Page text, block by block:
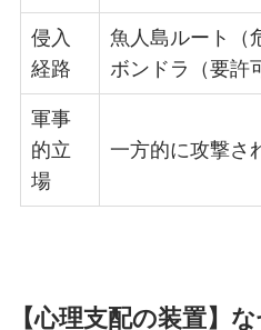
侵入
経路
魚人島ルート（
ボンドラ（要許
軍事
的立
場
一方的に攻撃さ
【心理支配の装置】